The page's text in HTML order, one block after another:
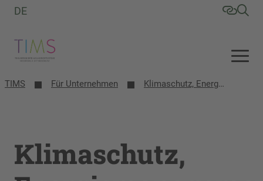
DE
TIMS Für Unternehmen Klimaschutz, Energiemanagement
Klimaschutz,